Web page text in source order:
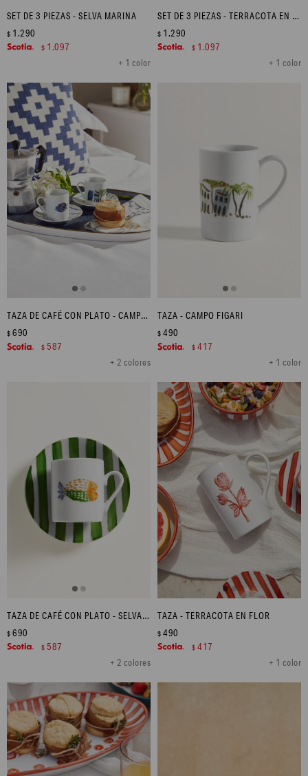
SET DE 3 PIEZAS - SELVA MARINA
+ 1 color
$ 1.290
$ 1.097
SET DE 3 PIEZAS - TERRACOTA EN FLOR
+ 1 color
$ 1.290
$ 1.097
TAZA DE CAFÉ CON PLATO - CAMPO FIGARI
+ 2 colores
$ 690
$ 587
TAZA - CAMPO FIGARI
+ 1 color
$ 490
$ 417
TAZA DE CAFÉ CON PLATO - SELVA MARINA
+ 2 colores
$ 690
$ 587
TAZA - TERRACOTA EN FLOR
+ 1 color
$ 490
$ 417